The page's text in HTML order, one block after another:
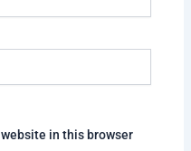
in this browser